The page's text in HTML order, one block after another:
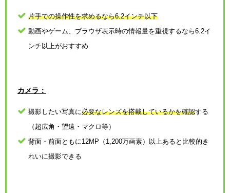
片手での操作性を求めるなら6.2インチ以下
動画やゲーム、ブラウザ表示時の情報量を重視するなら6.2イ
ンチ以上がおすすめ
カメラ：
撮影したい写真に必要なレンズを搭載しているかを確認する
（超広角・望遠・マクロ等）
背面・前面ともに12MP（1,200万画素）以上あると比較的き
れいに撮影できる